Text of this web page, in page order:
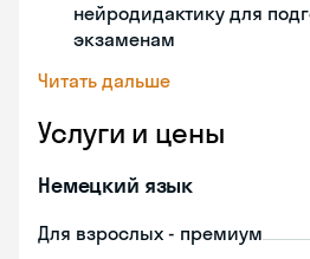
нейродидактику для
экзаменам
Читать дальше
Услуги и цены
Немецкий язык
Для взрослых - премиум